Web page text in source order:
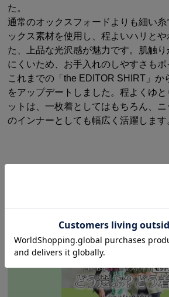
た。
通常のオックスフォードよりも細い
ックス素材を使用し、程よいハリとや
た、上品な光沢感が魅力です。肌触り
にくいため、お手入れのしやすさもポ
これまでの「the EDITOR SHIRT」か
をアップデートしました。程よくゆ
ットは、一枚着としてはもちろん、
のインナーとしても幅広く活躍します